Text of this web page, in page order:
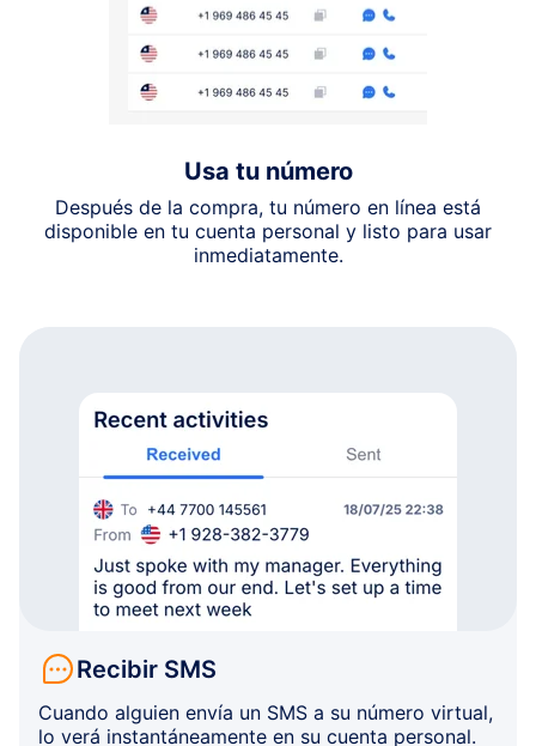
Usa tu número
Después de la compra, tu número en línea está
disponible en tu cuenta personal y listo para usar
inmediatamente.
Recibir SMS
Cuando alguien envía un SMS a su número virtual,
lo verá instantáneamente en su cuenta personal.